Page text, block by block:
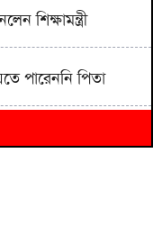
শিক্ষামন্ত্রী
পারেননি পিতা
লক্ষাধিক